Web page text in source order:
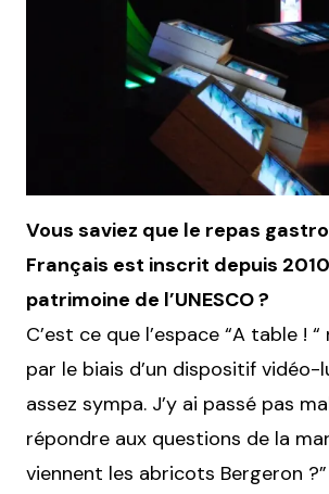
Vous saviez que le repas
Français est inscrit depuis
patrimoine de l’UNESCO ?
C’est ce que l’espace “A table !
par le biais d’un dispositif
assez sympa. J’y ai passé pas
répondre aux questions de la
viennent les abricots Bergeron ?”